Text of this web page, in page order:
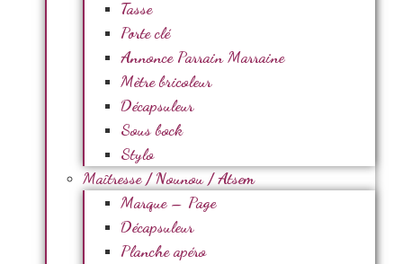
Tasse
Porte clé
Annonce Parrain Marraine
Mètre bricoleur
Décapsuleur
Sous bock
Stylo
Maîtresse / Nounou / Atsem
Marque – Page
Décapsuleur
Planche apéro